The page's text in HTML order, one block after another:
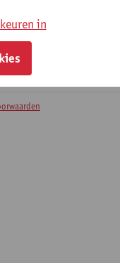
in